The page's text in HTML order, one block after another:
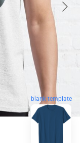
blank template